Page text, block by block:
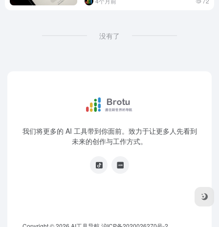
没有了
我们将更多的 AI 工具带到你面前。致力于让更多人先看到
未来的创作与工作方式。